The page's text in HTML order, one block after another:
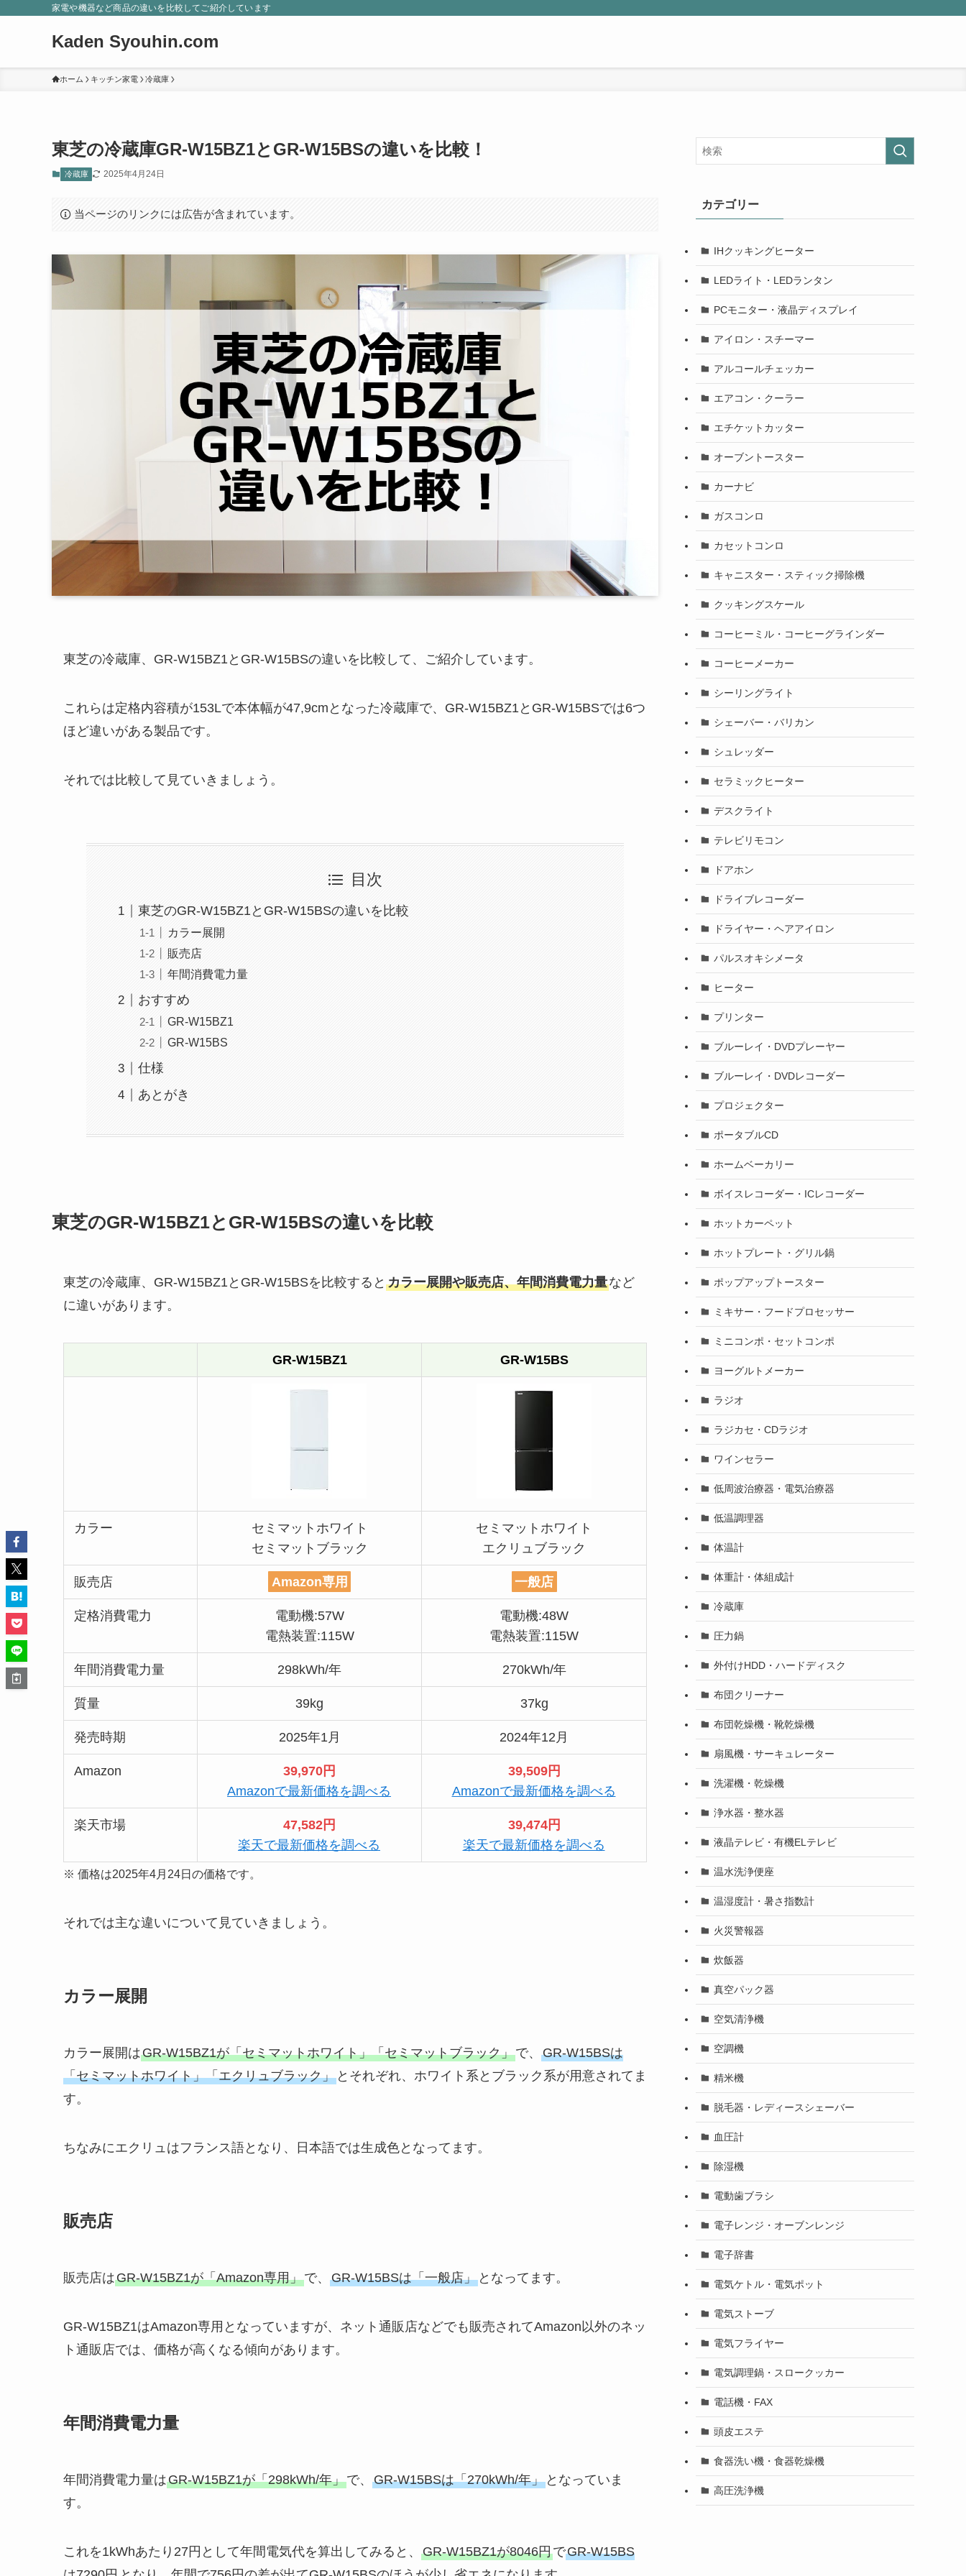
家電や機器など商品の違いを比較してご紹介しています
Kaden Syouhin.com
ホーム キッチン家電 冷蔵庫
東芝の冷蔵庫GR-W15BZ1とGR-W15BSの違いを比較！
冷蔵庫 2025年4月24日
当ページのリンクには広告が含まれています。
東芝の冷蔵庫、GR-W15BZ1とGR-W15BSの違いを比較して、ご紹介しています。
これらは定格内容積が153Lで本体幅が47,9cmとなった冷蔵庫で、GR-W15BZ1とGR-W15BSでは6つ
ほど違いがある製品です。
それでは比較して見ていきましょう。
目次
東芝のGR-W15BZ1とGR-W15BSの違いを比較
カラー展開
販売店
年間消費電力量
おすすめ
GR-W15BZ1
GR-W15BS
仕様
あとがき
東芝のGR-W15BZ1とGR-W15BSの違いを比較
東芝の冷蔵庫、GR-W15BZ1とGR-W15BSを比較すると カラー展開や販売店、年間消費電力量など
に違いがあります。
GR-W15BZ1 GR-W15BS
カラー
セミマットホワイト
セミマットブラック
セミマットホワイト
エクリュブラック
販売店 Amazon専用 一般店
定格消費電力
電動機:57W
電熱装置:115W
電動機:48W
電熱装置:115W
年間消費電力量 298kWh/年 270kWh/年
質量 39kg 37kg
発売時期 2025年1月 2024年12月
Amazon
39,970円
Amazonで最新価格を調べる
39,509円
Amazonで最新価格を調べる
楽天市場
47,582円
楽天で最新価格を調べる
39,474円
楽天で最新価格を調べる
※ 価格は2025年4月24日の価格です。
それでは主な違いについて見ていきましょう。
カラー展開
カラー展開はGR-W15BZ1が「セミマットホワイト」「セミマットブラック」で、 GR-W15BSは
「セミマットホワイト」「エクリュブラック」 とそれぞれ、ホワイト系とブラック系が用意されてま
す。
ちなみにエクリュはフランス語となり、日本語では生成色となってます。
販売店
販売店はGR-W15BZ1が「Amazon専用」で、 GR-W15BSは「一般店」 となってます。
GR-W15BZ1はAmazon専用となっていますが、ネット通販店などでも販売されてAmazon以外のネッ
ト通販店では、価格が高くなる傾向があります。
年間消費電力量
年間消費電力量はGR-W15BZ1が「298kWh/年」で、 GR-W15BSは「270kWh/年」 となっていま
す。
これを1kWhあたり27円として年間電気代を算出してみると、 GR-W15BZ1が8046円でGR-W15BS
カテゴリー
IHクッキングヒーター
LEDライト・LEDランタン
PCモニター・液晶ディスプレイ
アイロン・スチーマー
アルコールチェッカー
エアコン・クーラー
エチケットカッター
オーブントースター
カーナビ
ガスコンロ
カセットコンロ
キャニスター・スティック掃除機
クッキングスケール
コーヒーミル・コーヒーグラインダー
コーヒーメーカー
シーリングライト
シェーバー・バリカン
シュレッダー
セラミックヒーター
デスクライト
テレビリモコン
ドアホン
ドライブレコーダー
ドライヤー・ヘアアイロン
パルスオキシメータ
ヒーター
プリンター
ブルーレイ・DVDプレーヤー
ブルーレイ・DVDレコーダー
プロジェクター
ポータブルCD
ホームベーカリー
ボイスレコーダー・ICレコーダー
ホットカーペット
ホットプレート・グリル鍋
ポップアップトースター
ミキサー・フードプロセッサー
ミニコンポ・セットコンポ
ヨーグルトメーカー
ラジオ
ラジカセ・CDラジオ
ワインセラー
低周波治療器・電気治療器
低温調理器
体温計
体重計・体組成計
冷蔵庫
圧力鍋
外付けHDD・ハードディスク
布団クリーナー
布団乾燥機・靴乾燥機
扇風機・サーキュレーター
洗濯機・乾燥機
浄水器・整水器
液晶テレビ・有機ELテレビ
温水洗浄便座
温湿度計・暑さ指数計
火災警報器
炊飯器
真空パック器
空気清浄機
空調機
精米機
脱毛器・レディースシェーバー
血圧計
除湿機
電動歯ブラシ
電子レンジ・オーブンレンジ
電子辞書
電気ケトル・電気ポット
電気ストーブ
電気フライヤー
電気調理鍋・スロークッカー
電話機・FAX
頭皮エステ
食器洗い機・食器乾燥機
高圧洗浄機